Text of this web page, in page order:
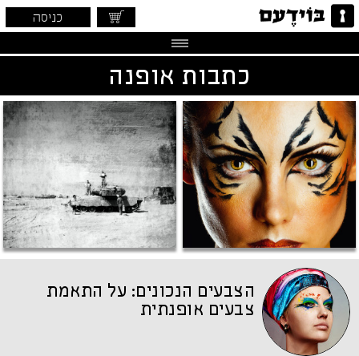
כניסה
כתבות אופנה
הצבעים הנכונים: על התאמת
צבעים אופנתית